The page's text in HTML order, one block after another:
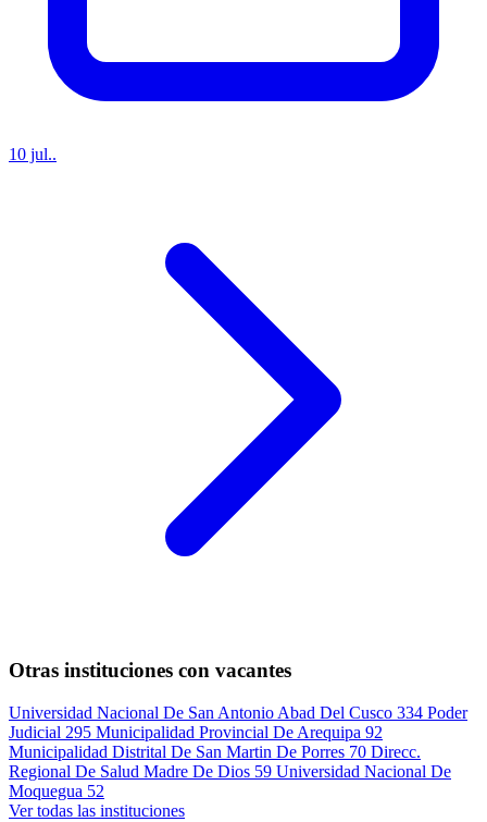
10 jul..
Otras instituciones con vacantes
Universidad Nacional De San Antonio Abad Del Cusco 334 Poder
Judicial 295 Municipalidad Provincial De Arequipa 92
Municipalidad Distrital De San Martin De Porres 70 Direcc.
Regional De Salud Madre De Dios 59 Universidad Nacional De
Moquegua 52
Ver todas las instituciones